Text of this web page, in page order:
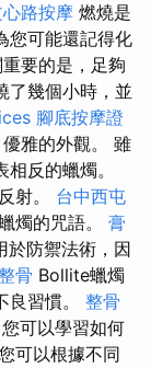
路按摩 燃燒是
您可能還記得化
要的是，足夠
了幾個小時，並
腳底按摩證
雅的外觀。 雖
反的蠟燭。
射。 台中西屯
燭的咒語。 膏
於防禦法術，因
骨 Bollite蠟燭
良習慣。 整骨
您可以學習如何
可以根據不同